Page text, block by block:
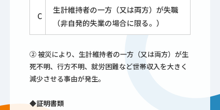
C
生計維持者の一方（又は両方）が失職
（非自発的失業の場合に限る。）
② 被災により、生計維持者の一方（又は両方）が生
死不明、行方不明、就労困難など世帯収入を大きく
減少させる事由が発生。
◆証明書類